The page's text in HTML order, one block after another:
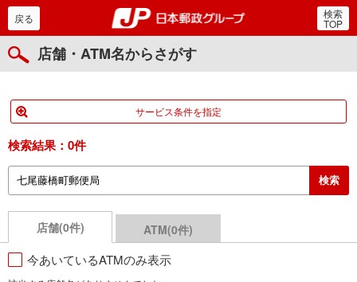
郵便局・日本郵政グルー
戻る 検索
TOP
店舗・ATM名からさがす
サービス条件を指定
検索結果： 0件
店舗(0件) ATM(0件)
今あいているATMのみ表示